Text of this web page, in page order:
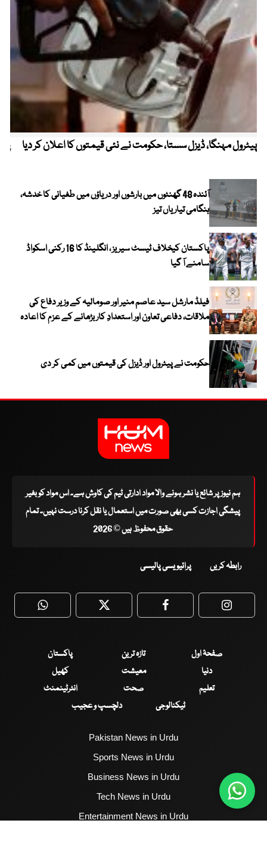
پیٹرول مہنگا، ڈیزل سستا، حکومت نے نئی قیمتوں کا اعلان کر دیا
آئندہ 48 گھنٹوں میں بارشوں اور دریاؤں میں طغیانی کا خدشہ،
ہنگامی تیاریاں تیز
پاکستان کیخلاف ٹیسٹ سیریز ، انگلینڈ کا 16 رکنی اسکواڈ
سامنے آ گیا
فیلڈ مارشل سید عاصم منیر اور صومالیہ کے وزیر دفاع کی
ملاقات، دفاعی تعاون اور استعدادِ کار بڑھانے کے عزم کا اعادہ
حکومت نے پیٹرول اور ڈیزل کی قیمتوں میں کمی کر دی
ہم نیوز پر شائع یا نشر ہونے والا مواد ادارتی ٹیم کی کاوش ہے۔ اس مواد کو بغیر
پیشگی اجازت کسی بھی صورت میں استعمال یا نقل کرنا درست نہیں۔ تمام
حقوق محفوظ ہیں © 2026
رابطہ کریں پرائیویسی پالیسی
WhatsApp Twitter Facebook
صفحۂ اول تازہ ترین
پاکستان
دنیا
معیشت
کھیل
تعلیم
صحت
انٹرٹینمنٹ
ٹیکنالوجی
دلچسپ و عجیب
Pakistan News in Urdu
Sports News in Urdu
Business News in Urdu
Tech News in Urdu
Entertainment News in Urdu